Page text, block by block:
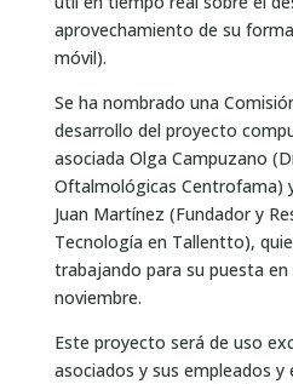
aprovechamiento de su
móvil).
Se ha nombrado una
desarrollo del proyecto
asociada Olga Campuzano
Oftalmológicas Centrofama)
Juan Martínez (Fundador y
Tecnología en Tallentto),
trabajando para su puesta en
noviembre.
Este proyecto será de uso
asociados y sus empleados y